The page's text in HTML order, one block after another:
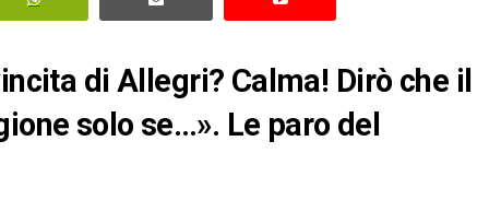
di Allegri? Calma! Dirò che il
solo se…». Le paro del